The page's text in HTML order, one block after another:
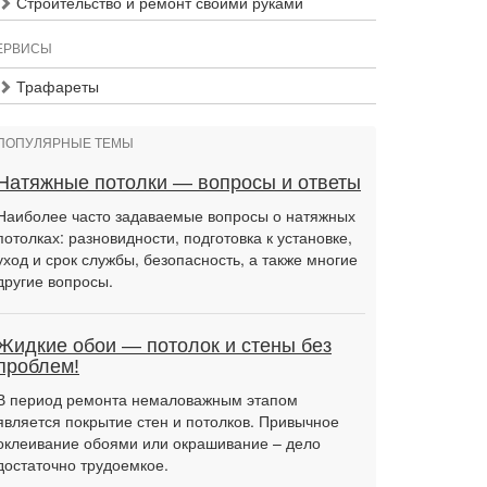
Трафареты
ТЕМЫ
потолки — вопросы и ответы
часто задаваемые вопросы о натяжных
разновидности, подготовка к установке,
и срок службы, безопасность, а также многие
вопросы.
обои — потолок и стены без
период ремонта немаловажным этапом
покрытие стен и потолков. Привычное
обоями или окрашивание – дело
трудоемкое.